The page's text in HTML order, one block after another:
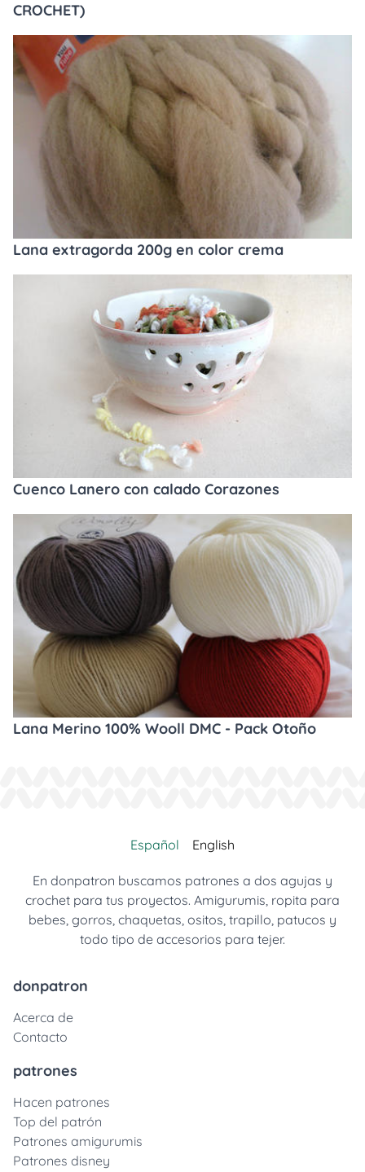
CROCHET)
Lana extragorda 200g en color crema
Cuenco Lanero con calado Corazones
Lana Merino 100% Wooll DMC - Pack Otoño
Español English
En donpatron buscamos patrones a dos agujas y
crochet para tus proyectos. Amigurumis, ropita para
bebes, gorros, chaquetas, ositos, trapillo, patucos y
todo tipo de accesorios para tejer.
donpatron
Acerca de
Contacto
patrones
Hacen patrones
Top del patrón
Patrones amigurumis
Patrones disney